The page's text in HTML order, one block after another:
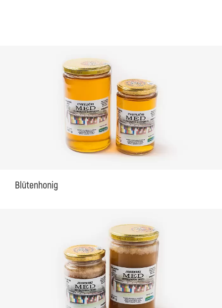
Blütenhonig